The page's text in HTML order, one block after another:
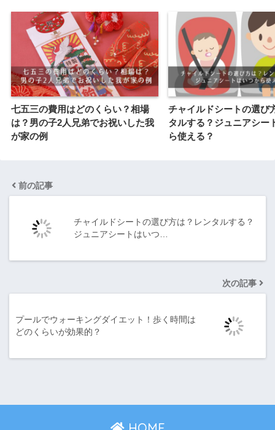
七五三の費用はどのくらい？相場
は？男の子2人兄弟でお祝いした我
が家の例
チャイルドシートの選び
タルする？ジュニアシー
ら使える？
前の記事
チャイルドシートの選び方は？レンタルする？
ジュニアシートはいつ…
次の記事
プールでウォーキングダイエット！歩く時間は
どのくらいが効果的？